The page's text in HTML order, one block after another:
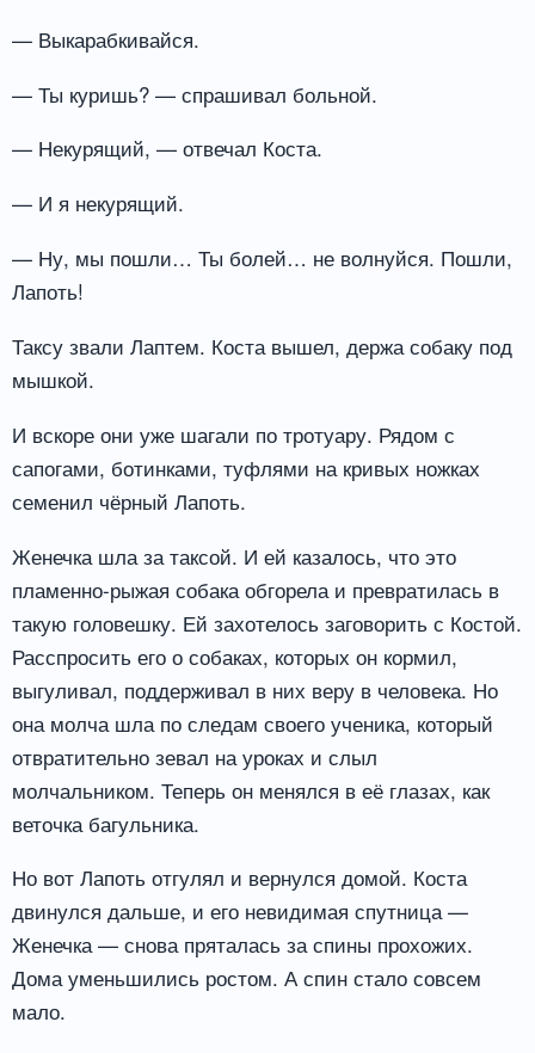
— Выкарабкивайся.
— Ты куришь? — спрашивал больной.
— Некурящий, — отвечал Коста.
— И я некурящий.
— Ну, мы пошли… Ты болей… не волнуйся. Пошли,
Лапоть!
Таксу звали Лаптем. Коста вышел, держа собаку под
мышкой.
И вскоре они уже шагали по тротуару. Рядом с
сапогами, ботинками, туфлями на кривых ножках
семенил чёрный Лапоть.
Женечка шла за таксой. И ей казалось, что это
пламенно-рыжая собака обгорела и превратилась в
такую головешку. Ей захотелось заговорить с Костой.
Расспросить его о собаках, которых он кормил,
выгуливал, поддерживал в них веру в человека. Но
она молча шла по следам своего ученика, который
отвратительно зевал на уроках и слыл
молчальником. Теперь он менялся в её глазах, как
веточка багульника.
Но вот Лапоть отгулял и вернулся домой. Коста
двинулся дальше, и его невидимая спутница —
Женечка — снова пряталась за спины прохожих.
Дома уменьшились ростом. А спин стало совсем
мало.